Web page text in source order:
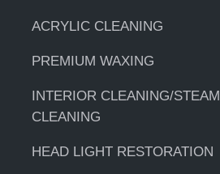
ACRYLIC CLEANING
PREMIUM WAXING
INTERIOR CLEANING/STEAM
CLEANING
HEAD LIGHT RESTORATION